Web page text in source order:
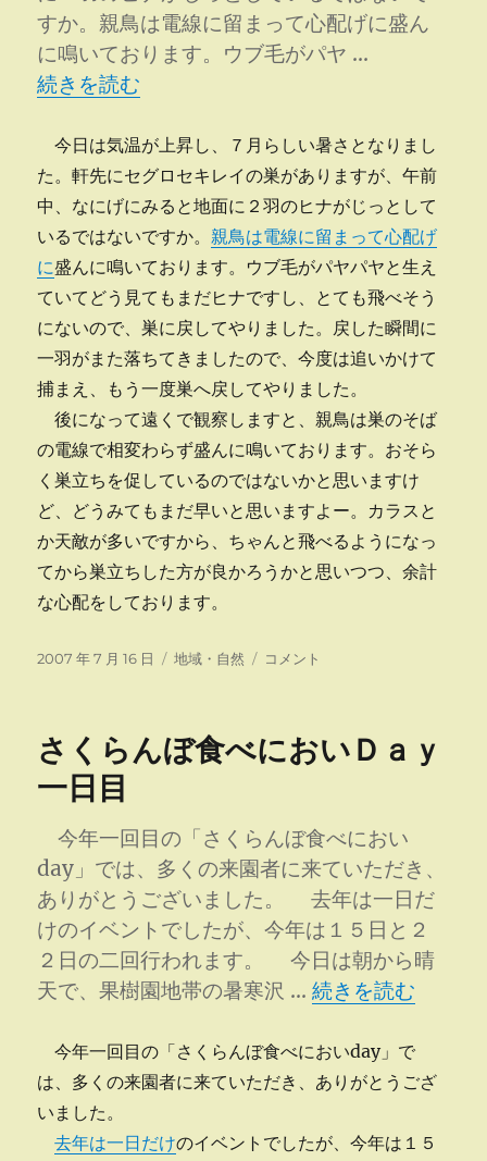
すか。親鳥は電線に留まって心配げに盛ん
に鳴いております。ウブ毛がパヤ …
“巣立つには早いと思う” の
続きを読む
今日は気温が上昇し、７月らしい暑さとなりまし
た。軒先にセグロセキレイの巣がありますが、午前
中、なにげにみると地面に２羽のヒナがじっとして
いるではないですか。親鳥は電線に留まって心配げ
に盛んに鳴いております。ウブ毛がパヤパヤと生え
ていてどう見てもまだヒナですし、とても飛べそう
にないので、巣に戻してやりました。戻した瞬間に
一羽がまた落ちてきましたので、今度は追いかけて
捕まえ、もう一度巣へ戻してやりました。
後になって遠くで観察しますと、親鳥は巣のそば
の電線で相変わらず盛んに鳴いております。おそら
く巣立ちを促しているのではないかと思いますけ
ど、どうみてもまだ早いと思いますよー。カラスと
か天敵が多いですから、ちゃんと飛べるようになっ
てから巣立ちした方が良かろうかと思いつつ、余計
な心配をしております。
投
2007 年 7 月 16 日
カ
ー
地域・自然
巣
は
思
う
コメント
さくらんぼ食べにおいＤａｙ
一日目
今年一回目の「さくらんぼ食べにおい
day」では、多くの来園者に来ていただき、
ありがとうございました。 去年は一日だ
けのイベントでしたが、今年は１５日と２
２日の二回行われます。 今日は朝から晴
天で、果樹園地帯の暑寒沢 …“さくらんぼ食べ
続きを読む
今年一回目の「さくらんぼ食べにおいday」で
は、多くの来園者に来ていただき、ありがとうござ
いました。
去年は一日だけのイベントでしたが、今年は１５